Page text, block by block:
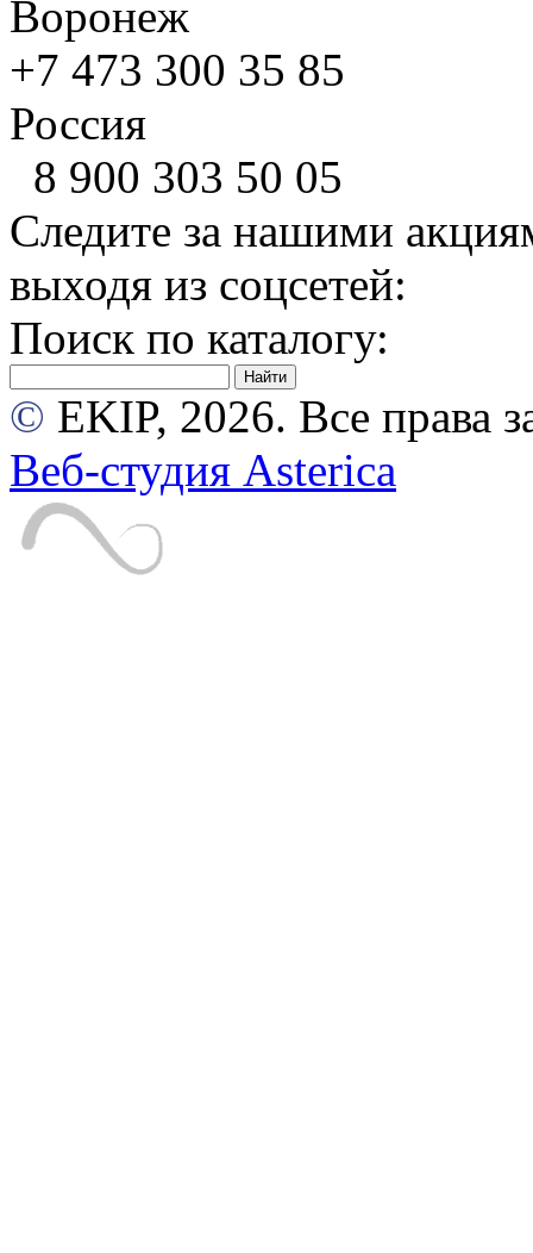
Воронеж
+7 473 300 35 85
Россия
8 900 303 50 05
Следите за нашими
выходя из соцсетей:
Поиск по каталогу:
© EKIP, 2026. Все права
Веб-студия Asterica